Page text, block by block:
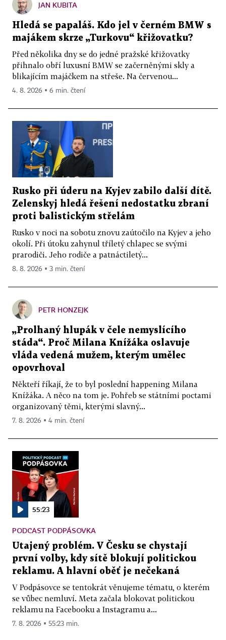
JAN KUBITA
Hledá se papaláš. Kdo jel v černém BMW s
majákem skrze „Turkovu“ křižovatku?
Před několika dny se do jedné pražské křižovatky
přihnalo obří luxusní BMW se začerněnými skly a
blikajícím majáčkem na střeše. Na červenou...
4. 8. 2026 ▪ 6 min. čtení
Rusko při úderu na Kyjev zabilo další dítě.
Zelenskyj hledá řešení nedostatku zbraní
proti balistickým střelám
Rusko v noci na sobotu znovu zaútočilo na Kyjev a jeho
okolí. Při útoku zahynul tříletý chlapec se svými
prarodiči. Jeho rodiče a patnáctiletý...
8. 8. 2026 ▪ 3 min. čtení
PETR HONZEJK
„Prolhaný hlupák v čele nemyslícího
stáda“. Proč Milana Knížáka oslavuje
vláda vedená mužem, kterým umělec
opovrhoval
Někteří říkají, že to byl poslední happening Milana
Knížáka. A něco na tom je. Pohřeb se státními poctami
organizovaný těmi, kterými slavný...
7. 8. 2026 ▪ 4 min. čtení
55:23
PODCAST PODPÁSOVKA
Utajený problém. V Česku se chystají
první volby, kdy sítě blokují politickou
reklamu. A hlavní oběť je nečekaná
V Podpásovce se tentokrát věnujeme tématu, o kterém
se vůbec nemluví. Meta začala blokovat politickou
reklamu na Facebooku a Instagramu a...
7. 8. 2026 ▪ 55:23 min.